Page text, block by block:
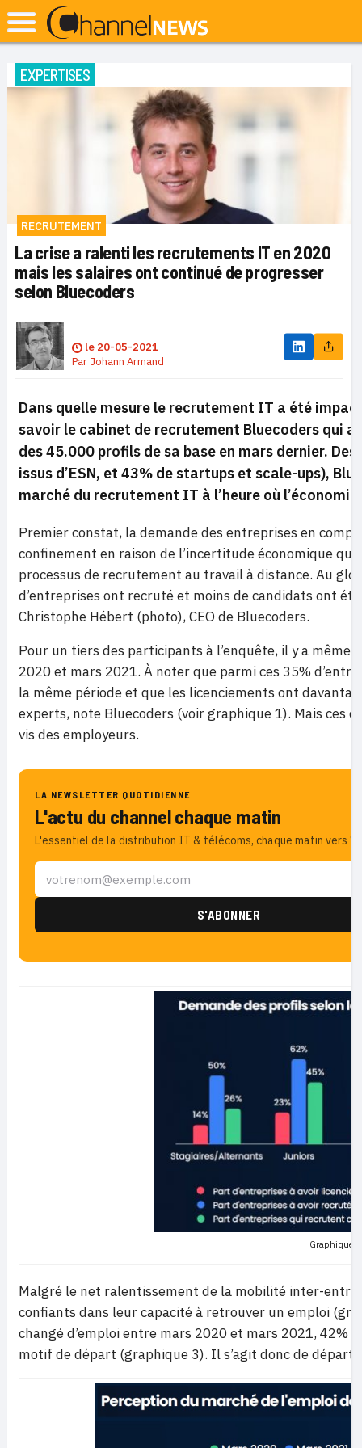
EXPERTISES
RECRUTEMENT
La crise a ralenti les recrutements IT en 2020
mais les salaires ont continué de progresser
selon Bluecoders
le 20-05-2021
Par Johann Armand
Dans quelle mesure le recrutement IT a été
savoir le cabinet de recrutement Bluecoders qui
des 45.000 profils de sa base en mars dernier.
issus d’ESN, et 43% de startups et scale-ups),
marché du recrutement IT à l’heure où
Premier constat, la demande des entreprises en
confinement en raison de l’incertitude économique qui
processus de recrutement au travail à distance. Au
d’entreprises ont recruté et moins de candidats ont
Christophe Hébert (photo), CEO de Bluecoders.
Pour un tiers des participants à l’enquête, il y a
2020 et mars 2021. À noter que parmi ces 35%
la même période et que les licenciements ont
experts, note Bluecoders (voir graphique 1). Mais ces
vis des employeurs.
LA NEWSLETTER QUOTIDIENNE
L'actu du channel chaque matin
L'essentiel de la distribution IT & télécoms, chaque matin vers
Graphique 1
Malgré le net ralentissement de la mobilité inter-
confiants dans leur capacité à retrouver un emploi
changé d’emploi entre mars 2020 et mars 2021, 42%
motif de départ (graphique 3). Il s’agit donc de